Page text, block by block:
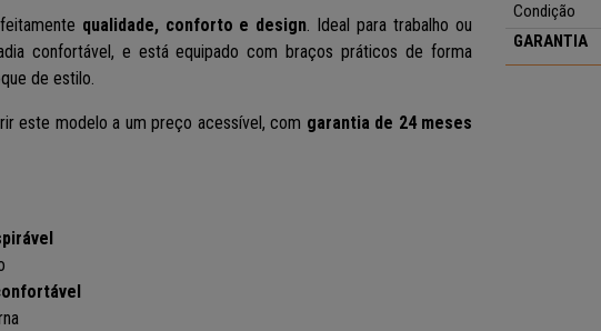
qualidade, conforto e design. Ideal para trabalho ou
confortável, e está equipado com braços práticos de forma
de estilo.
este modelo a um preço acessível, com garantia de 24 meses
Condição
GARANTIA